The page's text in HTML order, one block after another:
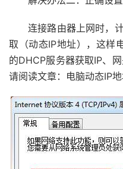
连接路由器上网时，
取（动态IP地址），这样
的DHCP服务器获取IP、
请阅读文章：电脑动态IP地